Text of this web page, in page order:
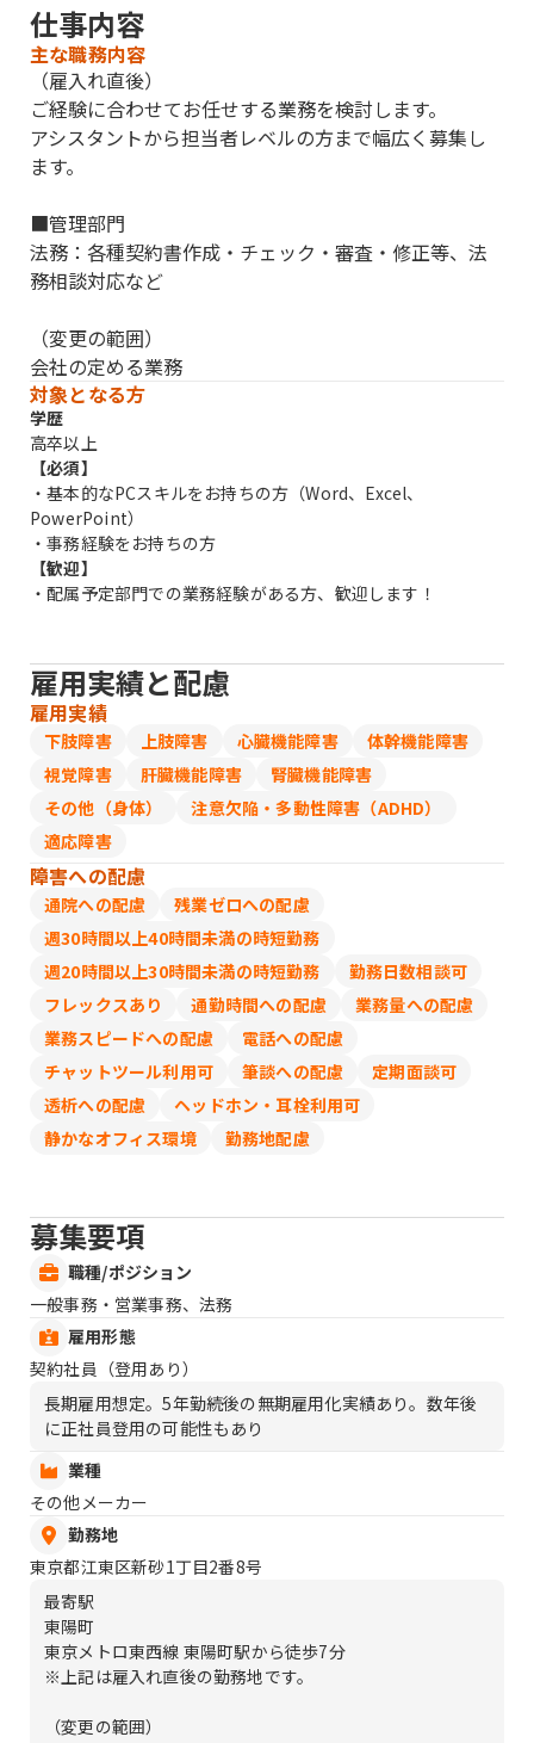
仕事内容
主な職務内容
（雇入れ直後）
ご経験に合わせてお任せする業務を検討します。
アシスタントから担当者レベルの方まで幅広く募集し
ます。
■管理部門
法務：各種契約書作成・チェック・審査・修正等、法
務相談対応など
（変更の範囲）
会社の定める業務
対象となる方
学歴
高卒以上
【必須】
・基本的なPCスキルをお持ちの方（Word、Excel、
PowerPoint）
・事務経験をお持ちの方
【歓迎】
・配属予定部門での業務経験がある方、歓迎します！
雇用実績と配慮
雇用実績
下肢障害 上肢障害 心臓機能障害
体幹機能障害
視覚障害
肝臓機能障害
腎臓機能障害
その他（身体）
注意欠陥・多動性障害（ADHD）
適応障害
障害への配慮
通院への配慮
残業ゼロへの配慮
週30時間以上40時間未満の時短勤務
週20時間以上30時間未満の時短勤務
勤務日数相談可
フレックスあり
通勤時間への配慮
業務量への配慮
業務スピードへの配慮
電話への配慮
チャットツール利用可
筆談への配慮
定期面談可
透析への配慮
ヘッドホン・耳栓利用可
静かなオフィス環境
勤務地配慮
募集要項
職種/ポジション
一般事務・営業事務、法務
雇用形態
契約社員（登用あり）
長期雇用想定。5年勤続後の無期雇用化実績あり。数年後
に正社員登用の可能性もあり
業種
その他メーカー
勤務地
東京都江東区新砂1丁目2番8号
最寄駅
東陽町
東京メトロ東西線 東陽町駅から徒歩7分
※上記は雇入れ直後の勤務地です。
（変更の範囲）